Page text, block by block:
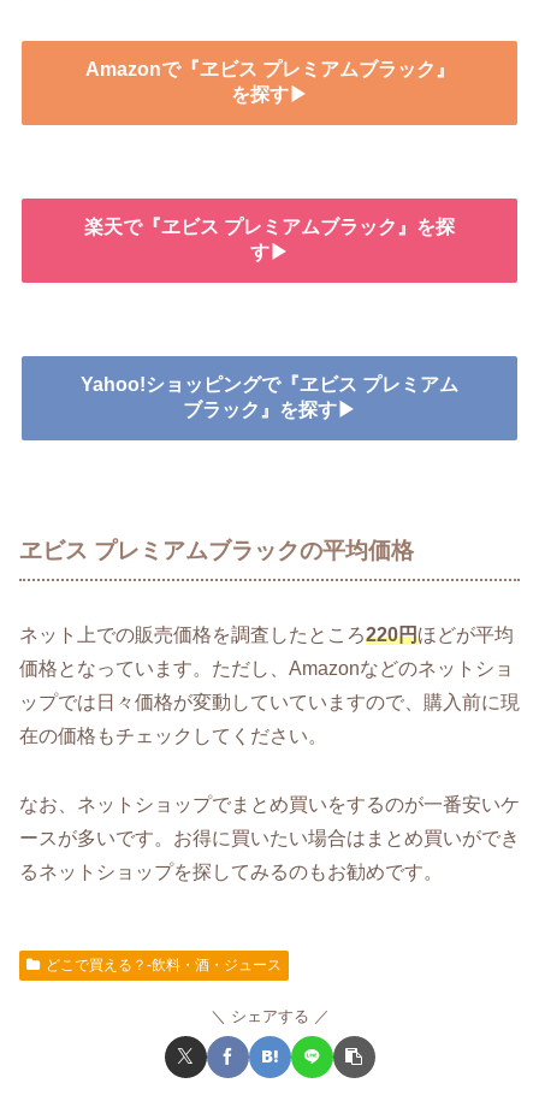
Amazonで『ヱビス プレミアムブラック』
を探す▶
楽天で『ヱビス プレミアムブラック』を探
す▶
Yahoo!ショッピングで『ヱビス プレミアム
ブラック』を探す▶
ヱビス プレミアムブラックの平均価格
ネット上での販売価格を調査したところ220円ほどが平均
価格となっています。ただし、Amazonなどのネットショ
ップでは日々価格が変動していていますので、購入前に現
在の価格もチェックしてください。
なお、ネットショップでまとめ買いをするのが一番安いケ
ースが多いです。お得に買いたい場合はまとめ買いができ
るネットショップを探してみるのもお勧めです。
どこで買える？-飲料・酒・ジュース
シェアする